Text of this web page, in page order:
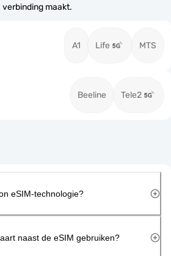
verbinding maakt.
A1 Life MTS
Beeline Tele2
eSIM-technologie?
naast de eSIM gebruiken?